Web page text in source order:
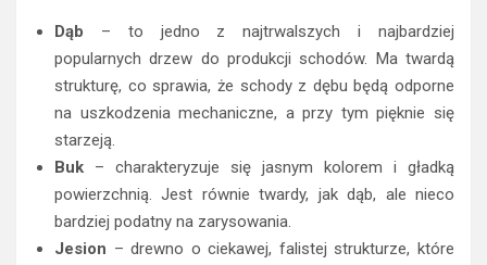
Dąb – to jedno z najtrwalszych i najbardziej
popularnych drzew do produkcji schodów. Ma twardą
strukturę, co sprawia, że schody z dębu będą odporne
na uszkodzenia mechaniczne, a przy tym pięknie się
starzeją.
Buk – charakteryzuje się jasnym kolorem i gładką
powierzchnią. Jest równie twardy, jak dąb, ale nieco
bardziej podatny na zarysowania.
Jesion – drewno o ciekawej, falistej strukturze, które